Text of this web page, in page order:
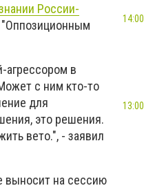
России-
агрессором в
с ним кто-то
для
это решения.
вето.", - заявил
выносит на сессию
14:00
13:00